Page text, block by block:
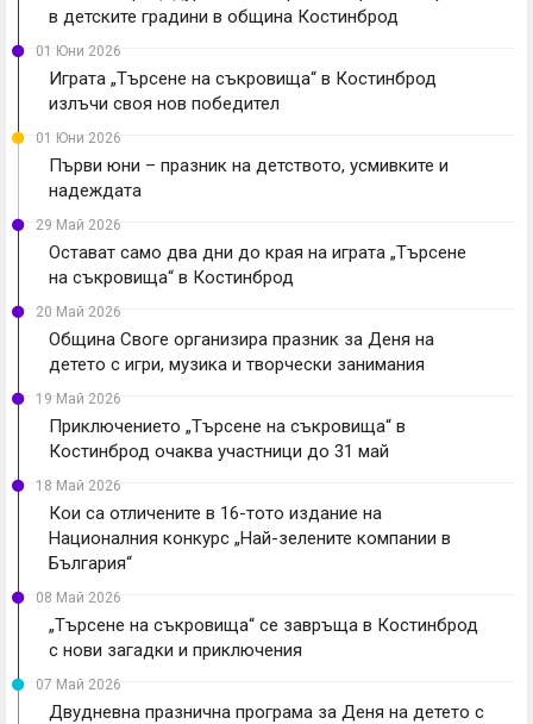
в детските градини в община Костинброд
01 Юни 2026
Играта „Търсене на съкровища“ в Костинброд
излъчи своя нов победител
01 Юни 2026
Първи юни – празник на детството, усмивките и
надеждата
29 Май 2026
Остават само два дни до края на играта „Търсене
на съкровища“ в Костинброд
20 Май 2026
Община Своге организира празник за Деня на
детето с игри, музика и творчески занимания
19 Май 2026
Приключението „Търсене на съкровища“ в
Костинброд очаква участници до 31 май
18 Май 2026
Кои са отличените в 16-тото издание на
Националния конкурс „Най-зелените компании в
България“
08 Май 2026
„Търсене на съкровища“ се завръща в Костинброд
с нови загадки и приключения
07 Май 2026
Двудневна празнична програма за Деня на детето с